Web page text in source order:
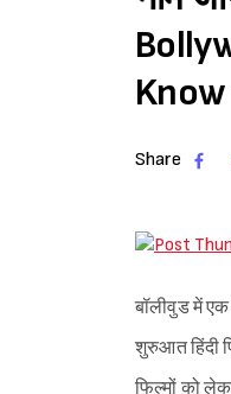
Share
बॉलीवुड में
शुरुआत हिंदी
फिल्मों को